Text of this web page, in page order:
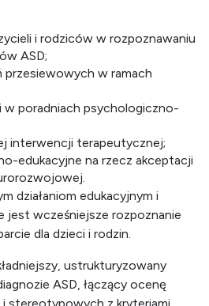
i rodziców w rozpoznawaniu
ASD;
przesiewowych w ramach
w poradniach psychologiczno-
interwencji terapeutycznej;
edukacyjne na rzecz akceptacji
działaniom edukacyjnym i
jest wcześniejsze rozpoznanie
dla dzieci i rodzin.
ustrukturyzowany
ASD, łączący ocenę